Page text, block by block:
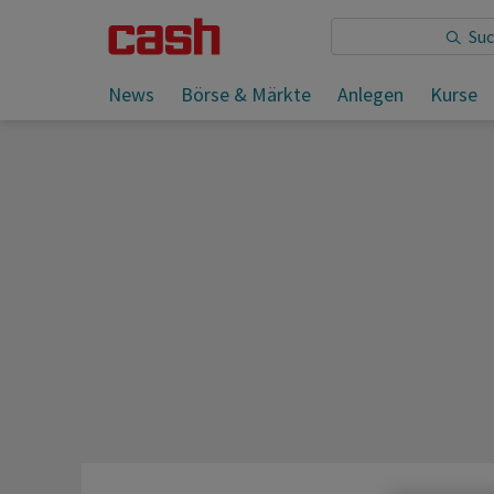
News Börse & Märkte Anlegen Kurse
Sie lesen: